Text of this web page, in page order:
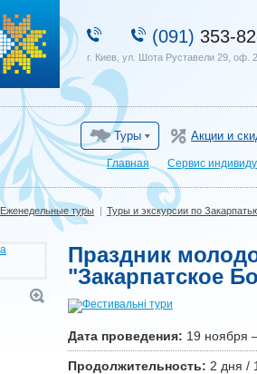
(091) 353-
г. Киев, ул. Шота Руставели 29, оф.
Туры Акции и
Главная Сервис
Еженедельные туры | Туры и экскурсии по
Праздник
"Закарпатское
Дата проведения: 19 ноября
Продолжительность: 2 дня /